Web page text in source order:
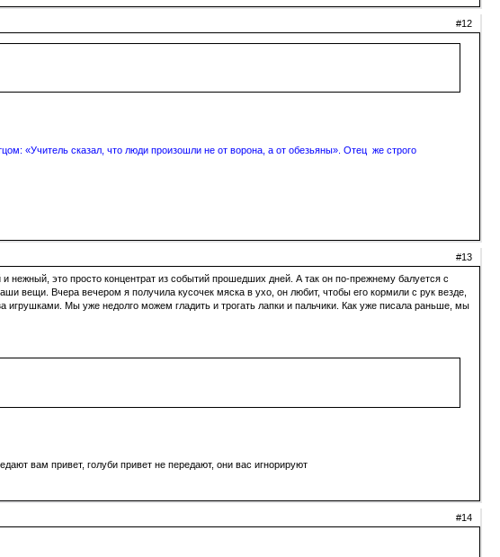
#12
«Учитель сказал, что люди произошли не от ворона, а от обезьяны». Отец же строго
#13
это просто концентрат из событий прошедших дней. А так он по-прежнему балуется с
вещи. Вчера вечером я получила кусочек мяска в ухо, он любит, чтобы его кормили с рук везде,
игрушками. Мы уже недолго можем гладить и трогать лапки и пальчики. Как уже писала раньше, мы
вам привет, голуби привет не передают, они вас игнорируют
#14